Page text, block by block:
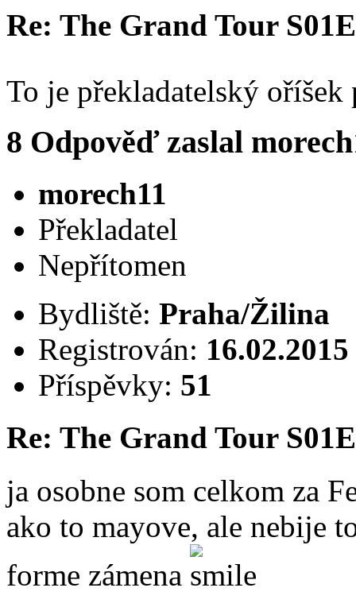
Re: The Grand Tour
To je překladatelský oříšek
8 Odpověď zaslal
morech11
Překladatel
Nepřítomen
Bydliště: Praha/Žilina
Registrován: 16.02.2015
Příspěvky: 51
Re: The Grand Tour
ja osobne som celkom za
ako to mayove, ale nebije
forme zámena